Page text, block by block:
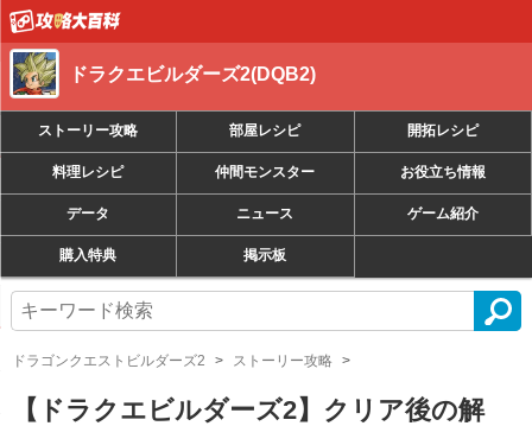
ドラクエビルダーズ2(DQB2)
ストーリー攻略 部屋レシピ 開拓レシピ
料理レシピ 仲間モンスター お役立ち情報
データ ニュース ゲーム紹介
購入特典 掲示板
ドラゴンクエストビルダーズ2 ストーリー攻略
【ドラクエビルダーズ2】クリア後の解